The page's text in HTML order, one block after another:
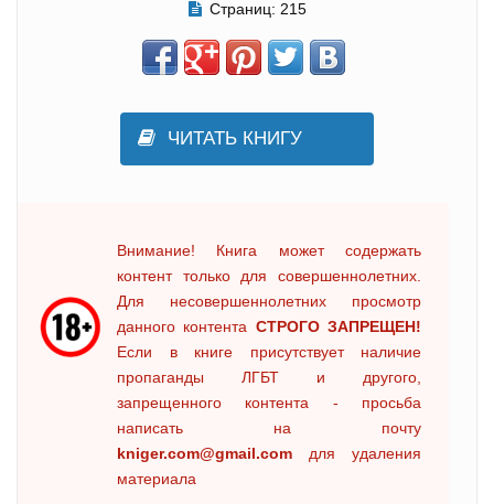
Страниц: 215
ЧИТАТЬ КНИГУ
Внимание! Книга может содержать
контент только для совершеннолетних.
Для несовершеннолетних просмотр
данного контента СТРОГО ЗАПРЕЩЕН!
Если в книге присутствует наличие
пропаганды ЛГБТ и другого,
запрещенного контента - просьба
написать на почту
kniger.com@gmail.com для удаления
материала